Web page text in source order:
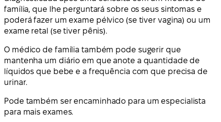
família, que lhe perguntará sobre os seus sintomas e
poderá fazer um exame pélvico (se tiver vagina) ou um
exame retal (se tiver pênis).
O médico de família também pode sugerir que
mantenha um diário em que anote a quantidade de
líquidos que bebe e a frequência com que precisa de
urinar.
Pode também ser encaminhado para um especialista
para mais exames.